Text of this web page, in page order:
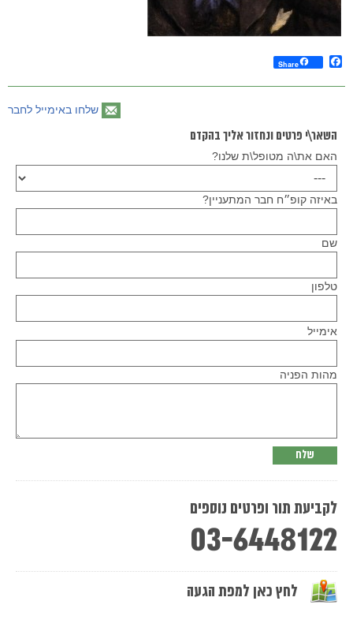
Facebook
Share
שלחו באימייל לחבר
השאר\י פרטים ונחזור אליך בהקדם
האם את\ה מטופל\ת שלנו?
באיזה קופ״ח חבר המתעניין?
שם
טלפון
leave
אימייל
מהות הפניה
לקביעת תור ופרטים נוספים
03-6448122
לחץ כאן למפת הגעה